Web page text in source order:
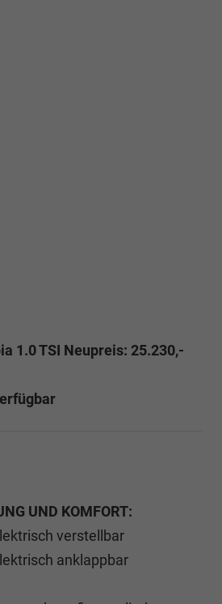
1.0 TSI Neupreis: 25.230,-
UND KOMFORT:
verstellbar
anklappbar